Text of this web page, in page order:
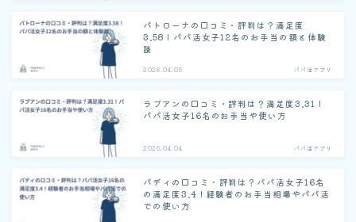
パトローナの口コミ・評判は？満足度
3.58！パパ活女子12名のお手当の額と体験
談
2026.04.05 パパ活アプリ
ラブアンの口コミ・評判は？満足度3.31！
パパ活女子16名のお手当や使い方
2026.04.04 パパ活アプリ
パディの口コミ・評判は？パパ活女子16名
の満足度3.4！経験者のお手当相場やパパ活
での使い方